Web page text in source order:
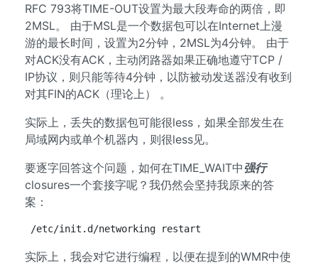
RFC 793将TIME-OUT设置为最大段寿命的两倍，即
2MSL。 由于MSL是一个数据包可以在Internet上漫
游的最长时间，设置为2分钟，2MSL为4分钟。 由于
对ACK没有ACK，主动闭路器如果正确地遵守TCP /
IP协议，则只能等待4分钟，以防被动发送器没有收到
对其FIN的ACK（理论上） 。
实际上，丢失的数据包可能很less，如果全部发生在
局域网内或单个机器内，则很less见。
要逐字回答这个问题，如何在TIME_WAIT中强行
closures一个套接字呢？我仍然会坚持我原来的答
案：
/etc/init.d/networking restart
实际上，我会对它进行编程，以便在提到的WMR中使